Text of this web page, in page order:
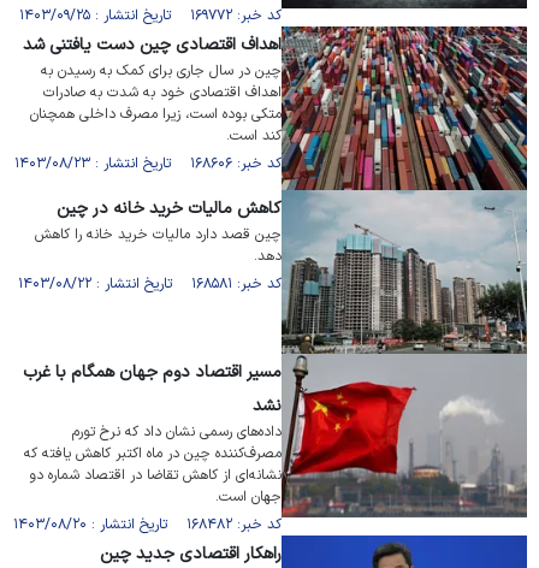
کد خبر: ۱۶۹۷۷۲ تاریخ انتشار : ۱۴۰۳/۰۹/۲۵
اهداف اقتصادی چین دست یافتنی شد
چین در سال جاری برای کمک به رسیدن به
اهداف اقتصادی خود به شدت به صادرات
متکی بوده است، زیرا مصرف داخلی همچنان
کند است.
کد خبر: ۱۶۸۶۰۶ تاریخ انتشار : ۱۴۰۳/۰۸/۲۳
کاهش مالیات خرید خانه در چین
چین قصد دارد مالیات خرید خانه را کاهش
دهد.
کد خبر: ۱۶۸۵۸۱ تاریخ انتشار : ۱۴۰۳/۰۸/۲۲
مسیر اقتصاد دوم جهان همگام با غرب
نشد
داده‌های رسمی نشان داد که نرخ تورم
مصرف‌کننده چین در ماه اکتبر کاهش یافته که
نشانه‌ای از کاهش تقاضا در اقتصاد شماره دو
جهان است.
کد خبر: ۱۶۸۴۸۲ تاریخ انتشار : ۱۴۰۳/۰۸/۲۰
راهکار اقتصادی جدید چین